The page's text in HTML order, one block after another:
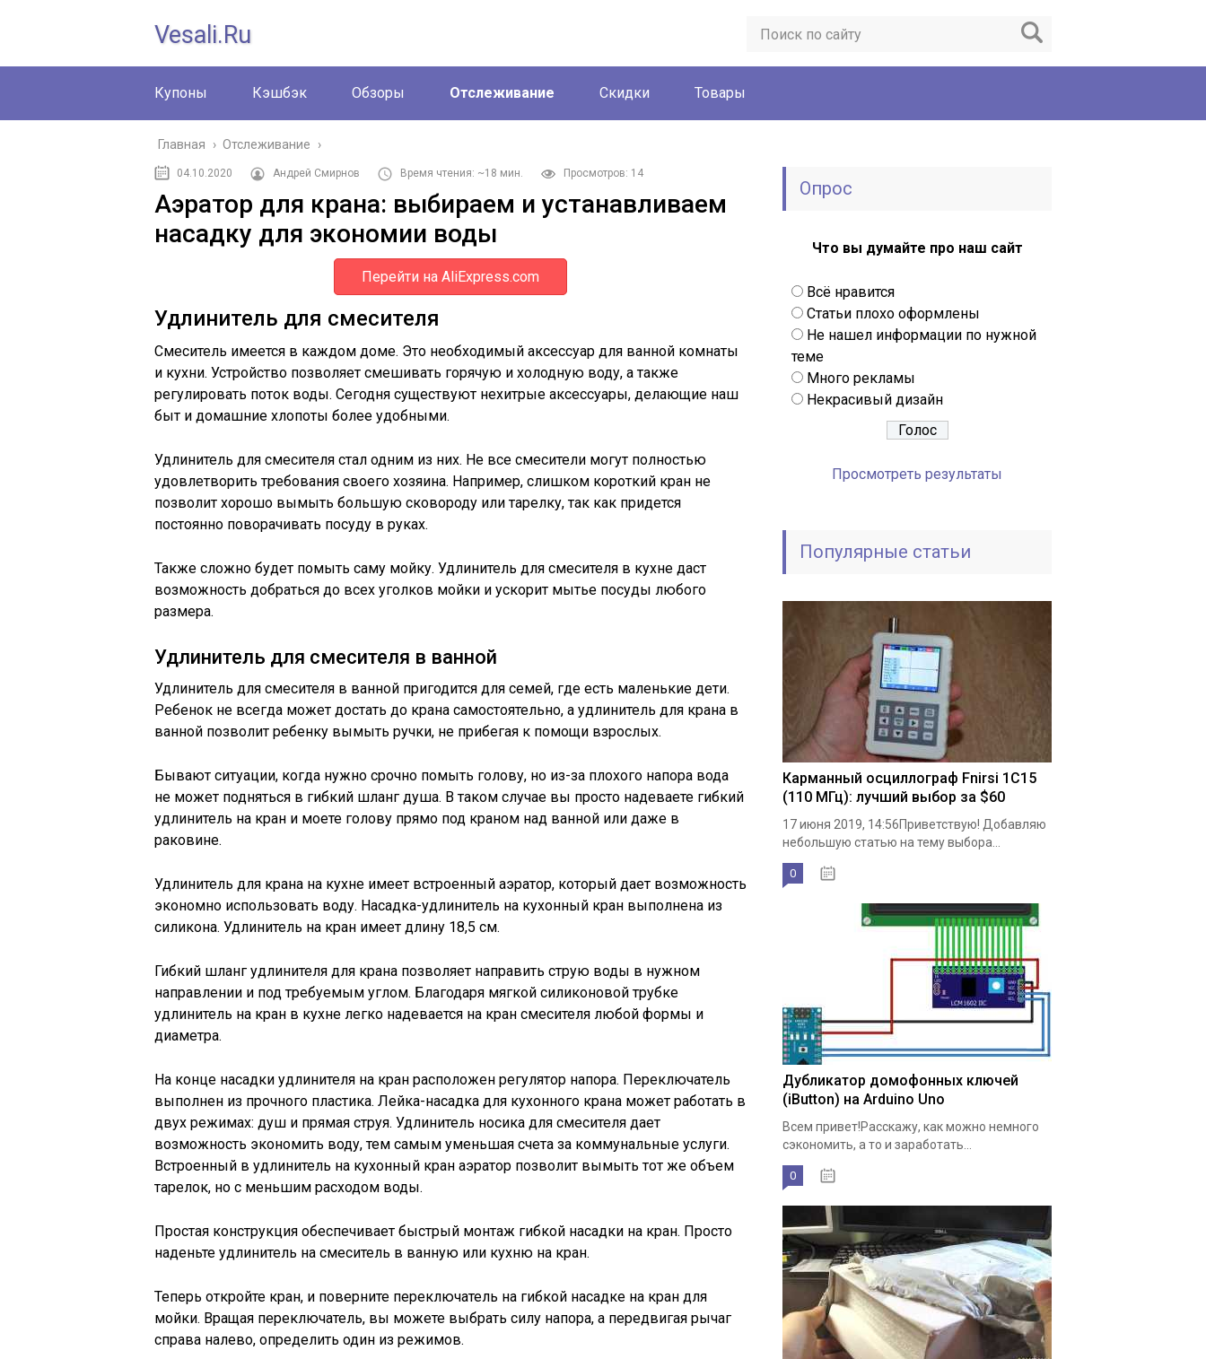
Vesali.ru
Купоны Кэшбэк Обзоры Отслеживание Скидки Товары
Главная › Отслеживание ›
04.10.2020 Андрей Смирнов Время чтения: ~18 мин. Просмотров: 14
Аэратор для крана: выбираем и устанавливаем
насадку для экономии воды
Перейти на AliExpress.com
Удлинитель для смесителя
Смеситель имеется в каждом доме. Это необходимый аксессуар для ванной комнаты
и кухни. Устройство позволяет смешивать горячую и холодную воду, а также
регулировать поток воды. Сегодня существуют нехитрые аксессуары, делающие наш
быт и домашние хлопоты более удобными.
Удлинитель для смесителя стал одним из них. Не все смесители могут полностью
удовлетворить требования своего хозяина. Например, слишком короткий кран не
позволит хорошо вымыть большую сковороду или тарелку, так как придется
постоянно поворачивать посуду в руках.
Также сложно будет помыть саму мойку. Удлинитель для смесителя в кухне даст
возможность добраться до всех уголков мойки и ускорит мытье посуды любого
размера.
Удлинитель для смесителя в ванной
Удлинитель для смесителя в ванной пригодится для семей, где есть маленькие дети.
Ребенок не всегда может достать до крана самостоятельно, а удлинитель для крана в
ванной позволит ребенку вымыть ручки, не прибегая к помощи взрослых.
Бывают ситуации, когда нужно срочно помыть голову, но из-за плохого напора вода
не может подняться в гибкий шланг душа. В таком случае вы просто надеваете гибкий
удлинитель на кран и моете голову прямо под краном над ванной или даже в
раковине.
Удлинитель для крана на кухне имеет встроенный аэратор, который дает возможность
экономно использовать воду. Насадка-удлинитель на кухонный кран выполнена из
силикона. Удлинитель на кран имеет длину 18,5 см.
Гибкий шланг удлинителя для крана позволяет направить струю воды в нужном
направлении и под требуемым углом. Благодаря мягкой силиконовой трубке
удлинитель на кран в кухне легко надевается на кран смесителя любой формы и
диаметра.
На конце насадки удлинителя на кран расположен регулятор напора. Переключатель
выполнен из прочного пластика. Лейка-насадка для кухонного крана может работать в
двух режимах: душ и прямая струя. Удлинитель носика для смесителя дает
возможность экономить воду, тем самым уменьшая счета за коммунальные услуги.
Встроенный в удлинитель на кухонный кран аэратор позволит вымыть тот же объем
тарелок, но с меньшим расходом воды.
Простая конструкция обеспечивает быстрый монтаж гибкой насадки на кран. Просто
наденьте удлинитель на смеситель в ванную или кухню на кран.
Теперь откройте кран, и поверните переключатель на гибкой насадке на кран для
мойки. Вращая переключатель, вы можете выбрать силу напора, а передвигая рычаг
справа налево, определить один из режимов.
Опрос
Что вы думайте про наш сайт
Всё нравится
Статьи плохо оформлены
Не нашел информации по нужной
теме
Много рекламы
Некрасивый дизайн
Просмотреть результаты
Популярные статьи
Карманный осциллограф Fnirsi 1С15
(110 МГц): лучший выбор за $60
17 июня 2019, 14:56Приветствую! Добавляю
небольшую статью на тему выбора...
0
Дубликатор домофонных ключей
(iButton) на Arduino Uno
Всем привет!Расскажу, как можно немного
сэкономить, а то и заработать...
0